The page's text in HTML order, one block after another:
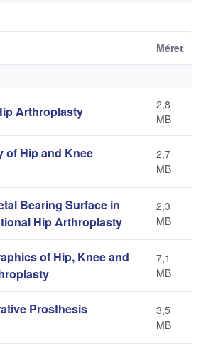
Méret
Arthroplasty
2,8
MB
of Hip and Knee
2,7
MB
Bearing Surface in
Hip Arthroplasty
2,3
MB
of Hip, Knee and
7,1
MB
Prosthesis
3,5
MB